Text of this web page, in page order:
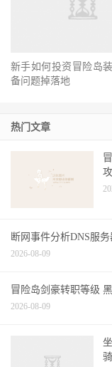
新手如何投资冒险岛
备问题掉落地
热门文章
断网事件分析DNS服
2026-08-09
冒险岛剑豪转职等级
2026-08-09
骑